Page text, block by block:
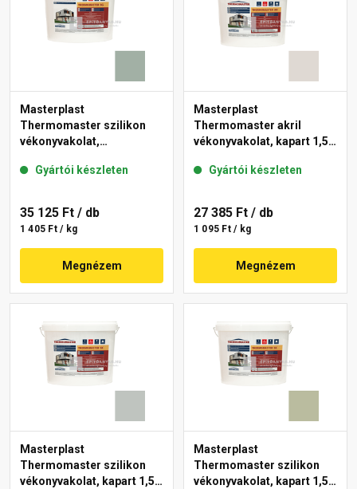
Masterplast
Thermomaster szilikon
vékonyvakolat,
43-D 25 kg
Gyártói készleten
35 125 Ft / db
1 405 Ft / kg
Megnézem
Masterplast
Thermomaster akril
vékonyvakolat, kapart 1,5
Gyártói készleten
27 385 Ft / db
1 095 Ft / kg
Megnézem
Masterplast
Thermomaster szilikon
vékonyvakolat, kapart 1,5
Masterplast
Thermomaster szilikon
vékonyvakolat, kapart 1,5